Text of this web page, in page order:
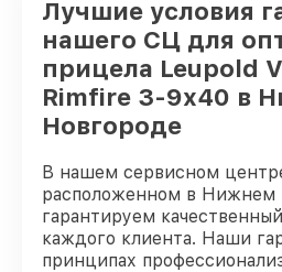
Лучшие условия
нашего СЦ для
прицела Leupold
Rimfire 3-9x40 в
Новгороде
В нашем сервисном
расположенном в Нижнем
гарантируем
каждого клиента. Наши
принципах